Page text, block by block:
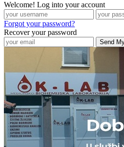
Welcome! Log into your account
Forgot your password?
Recover your password